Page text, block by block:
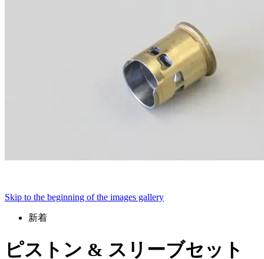
Skip to the beginning of the images gallery
新着
ピストン & スリーブセット